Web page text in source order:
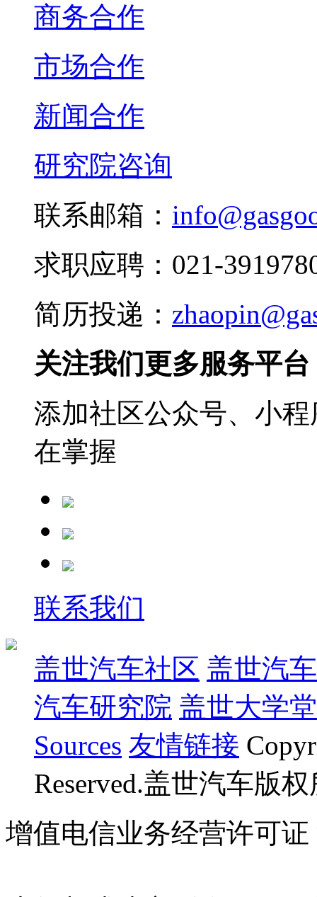
商务合作
市场合作
新闻合作
研究院咨询
联系邮箱：
求职应聘：021-
简历投递：
关注我们更多服务平台
添加社区公众号、小
在掌握
联系我们
盖世汽车社区 盖世汽
汽车研究院 盖世大学堂
Sources 友情链接
Reserved.盖世汽车版
增值电信业务经营许可证